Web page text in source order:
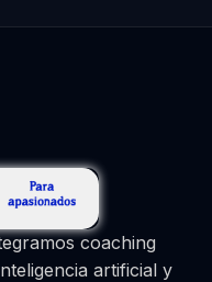
coaching
artificial y